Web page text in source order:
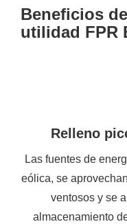
Beneficios
utilidad FPR
Relleno
Las fuentes de
eólica, se
ventosos y se
almacenamiento